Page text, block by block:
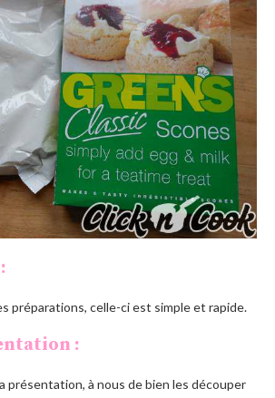
préparations, celle-ci est simple et rapide.
:
présentation, à nous de bien les découper